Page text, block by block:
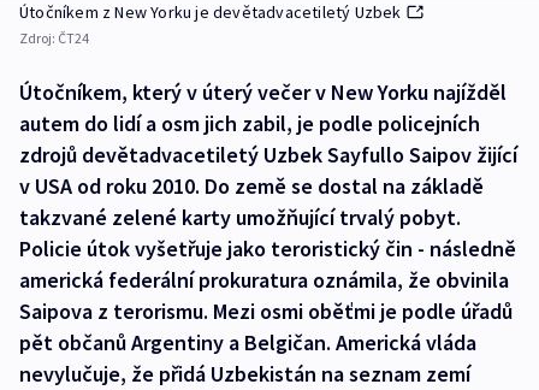
Útočníkem z New Yorku je devětadvacetiletý Uzbek
Zdroj: ČT24
Útočníkem, který v úterý večer v New Yorku najížděl
autem do lidí a osm jich zabil, je podle policejních
zdrojů devětadvacetiletý Uzbek Sayfullo Saipov žijící
v USA od roku 2010. Do země se dostal na základě
takzvané zelené karty umožňující trvalý pobyt.
Policie útok vyšetřuje jako teroristický čin - následně
americká federální prokuratura oznámila, že obvinila
Saipova z terorismu. Mezi osmi oběťmi je podle úřadů
pět občanů Argentiny a Belgičan. Americká vláda
nevylučuje, že přidá Uzbekistán na seznam zemí